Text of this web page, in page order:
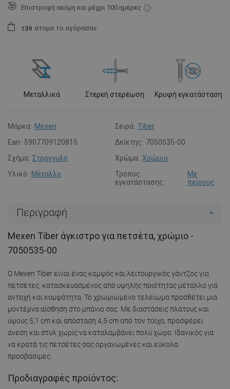
Επιστροφή ακόμη και μέχρι 100 ημέρες
1 39 άτομα το αγόρασαν.
Μεταλλικά Στερεή στερέωση Κρυφή εγκατάσταση
Μάρκα: Mexen Σειρά: Tiber
Ean: 5907709120815 Δείκτης: 7050535-00
Σχήμα: Στρογγυλό Χρώμα: Χρώμιο
Υλικό: Μέταλλο
Τρόπος
εγκατάστασης:
Με
πείρους
Περιγραφή
Mexen Tiber άγκιστρο για πετσέτα, χρώμιο -
7050535-00
Ο Mexen Tiber είναι ένας κομψός και λειτουργικός γάντζος για
πετσέτες, κατασκευασμένος από υψηλής ποιότητας μέταλλο για
αντοχή και κομψότητα. Το χρωμιωμένο τελείωμα προσθέτει μια
μοντέρνα αίσθηση στο μπάνιο σας. Με διαστάσεις πλάτους και
ύψους 5,1 cm και απόσταση 4,5 cm από τον τοίχο, προσφέρει
άνεση και στυλ χωρίς να καταλαμβάνει πολύ χώρο. Ιδανικός για
να κρατά τις πετσέτες σας οργανωμένες και εύκολα
προσβάσιμες.
Προδιαγραφές προϊόντος: